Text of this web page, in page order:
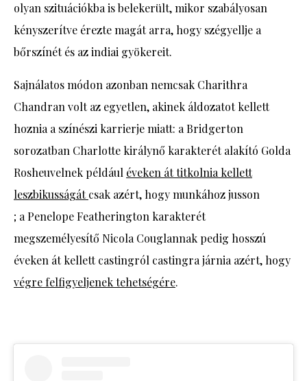
olyan szituációkba is belekerült, mikor szabályosan
kényszerítve érezte magát arra, hogy szégyellje a
bőrszínét és az indiai gyökereit.
Sajnálatos módon azonban nemcsak Charithra
Chandran volt az egyetlen, akinek áldozatot kellett
hoznia a színészi karrierje miatt: a Bridgerton
sorozatban Charlotte királynő karakterét alakító Golda
Rosheuvelnek például éveken át titkolnia kellett
leszbikusságátcsak azért, hogy munkához jusson
; a Penelope Featherington karakterét
megszemélyesítő Nicola Couglannak pedig hosszú
éveken át kellett castingról castingra járnia azért, hogy
végre felfigyeljenek tehetségére.